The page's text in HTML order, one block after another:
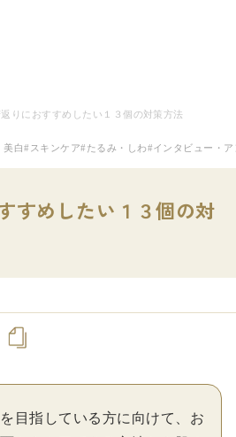
返りにおすすめしたい１３個の対策方法
美白#スキンケア#たるみ・しわ#インタビュー・
すめしたい１３個の対
目指している方に向けて、お